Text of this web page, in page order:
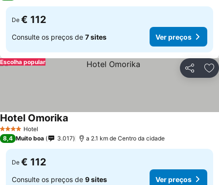
De € 112
Consulte os preços de 7 sites Ver preços
Partilhar
Escolha popular
4 EstrelasHotel
Hotel Omorika
8,4 Muito boa 3.017 a 2.1 km de Centro da cidade
De € 112
Consulte os preços de 9 sites Ver preços